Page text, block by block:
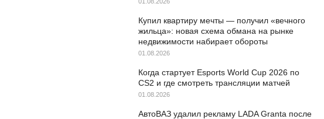
Купил квартиру мечты — получил «вечного
жильца»: новая схема обмана на рынке
недвижимости набирает обороты
01.08.2026
Когда стартует Esports World Cup 2026 по
CS2 и где смотреть трансляции матчей
01.08.2026
АвтоВАЗ удалил рекламу LADA Granta после